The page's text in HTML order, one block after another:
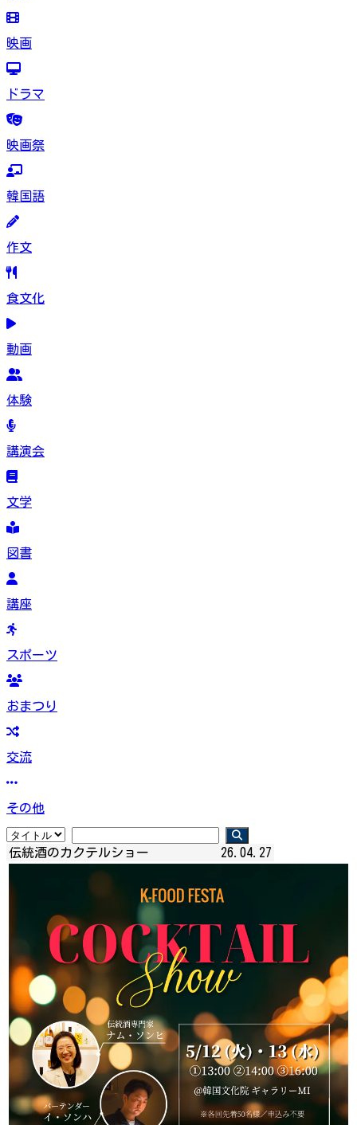
映画
ドラマ
映画祭
韓国語
作文
食文化
動画
体験
講演会
文学
図書
講座
スポーツ
おまつり
交流
その他
伝統酒のカクテルショー 26.04.27